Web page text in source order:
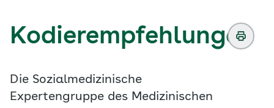
Kodierempfehlungen
Die Sozialmedizinische
Expertengruppe des Medizinischen